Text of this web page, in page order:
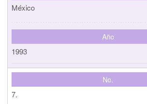
México
Año
1993
No.
7.